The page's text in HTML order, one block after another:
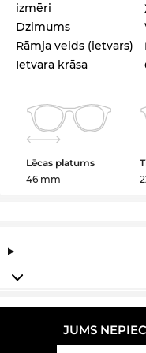
izmēri
Dzimums
Rāmja veids (ietvars)
Ietvara krāsa
Lēcas platums
46 mm
JUMS